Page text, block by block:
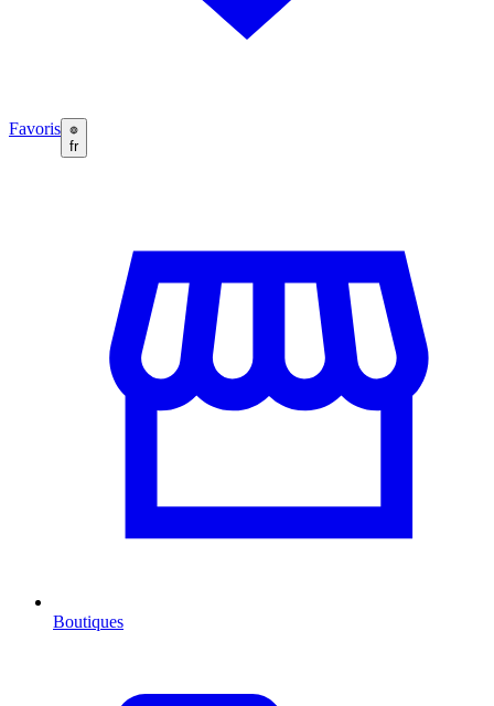
Favoris
fr
Boutiques